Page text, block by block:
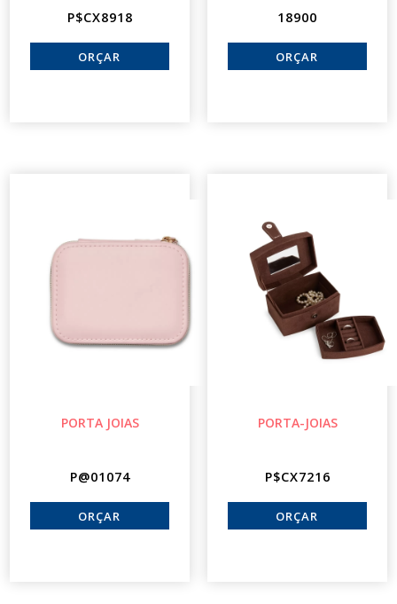
P$CX8918 18900
PORTA JOIAS
P@01074
PORTA-JOIAS
P$CX7216